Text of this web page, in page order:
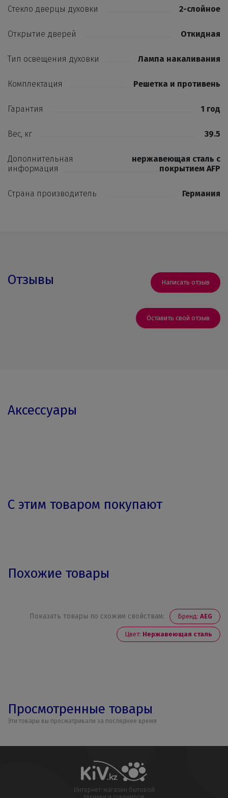
Стекло дверцы духовки 2-слойное
Открытие дверей Откидная
Тип освещения духовки Лампа накаливания
Комплектация Решетка и противень
Гарантия 1 год
Вес, кг 39.5
Дополнительная
информация
нержавеющая сталь с
покрытием AFP
Страна производитель Германия
Отзывы Написать отзыв
Оставить свой отзыв
Аксессуары
С этим товаром покупают
Похожие товары
Показать товары по схожим свойствам: Бренд: AEG
Цвет: Нержавеющая сталь
Просмотренные товары
Эти товары вы просматривали за последнее время
Интернет-магазин бытовой